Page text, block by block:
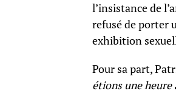
l’insistance de
refusé de porter
exhibition
Pour sa part,
étions une heure